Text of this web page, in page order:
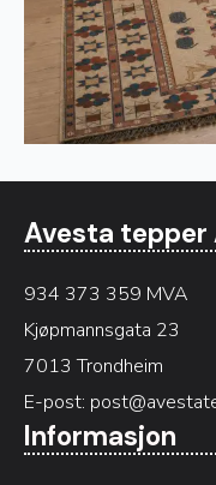
Avesta tepper
934 373 359 MVA
Kjøpmannsgata 23
7013 Trondheim
E-post:
Informasjon